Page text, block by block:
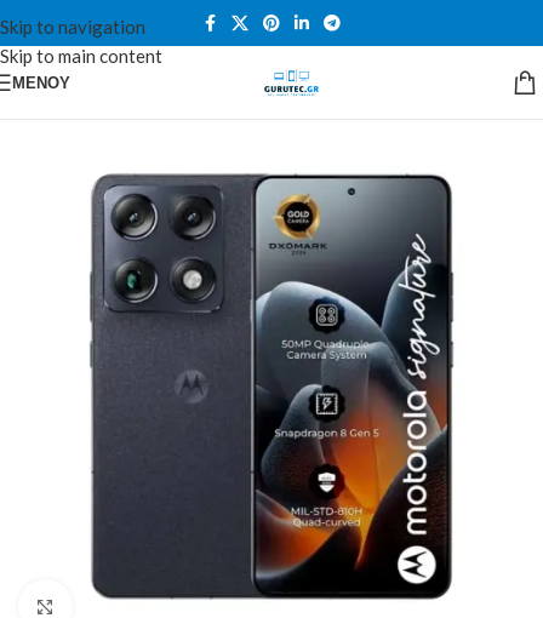
Skip to navigation
Skip to main content
ΜΕΝΟΎ
Κλικ για μεγέθυνση